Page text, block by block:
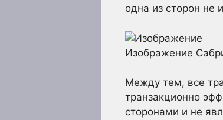
одна из сторон
Изображение
Между тем, все
транзакционно
сторонами и не